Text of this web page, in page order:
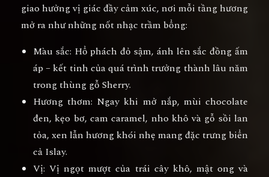
giao hưởng vị giác đầy cảm xúc, nơi mỗi tầng hương
mở ra như những nốt nhạc trầm bổng:
Màu sắc: Hổ phách đỏ sậm, ánh lên sắc đồng ấm
áp – kết tinh của quá trình trưởng thành lâu năm
trong thùng gỗ Sherry.
Hương thơm: Ngay khi mở nắp, mùichocolate
đen, kẹo bơ, cam caramel, nho khô và gỗ sồi lan
tỏa, xen lẫn hương khói nhẹ mang đặc trưng biển
cả Islay.
Vị: Vị ngọt mượt của trái cây khô, mật ong và